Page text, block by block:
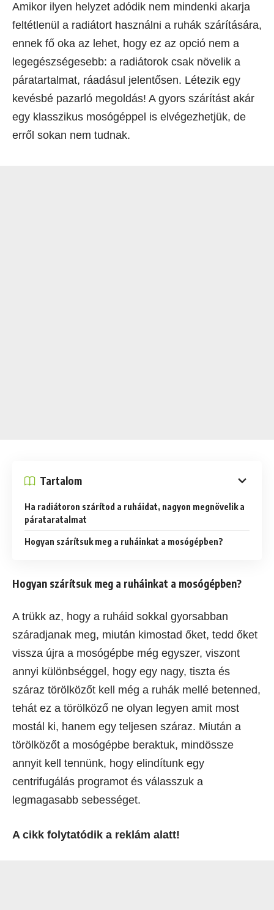
Amikor ilyen helyzet adódik nem mindenki akarja
feltétlenül a radiátort használni a ruhák szárítására,
ennek fő oka az lehet, hogy ez az opció nem a
legegészségesebb: a radiátorok csak növelik a
páratartalmat, ráadásul jelentősen. Létezik egy
kevésbé pazarló megoldás! A gyors szárítást akár
egy klasszikus mosógéppel is elvégezhetjük, de
erről sokan nem tudnak.
Tartalom
Ha radiátoron szárítod a ruháidat, nagyon megnövelik a
párataratalmat
Hogyan szárítsuk meg a ruháinkat a mosógépben?
Hogyan szárítsuk meg a ruháinkat a mosógépben?
A trükk az, hogy a ruháid sokkal gyorsabban
száradjanak meg, miután kimostad őket, tedd őket
vissza újra a mosógépbe még egyszer, viszont
annyi különbséggel, hogy egy nagy, tiszta és
száraz törölközőt kell még a ruhák mellé betenned,
tehát ez a törölköző ne olyan legyen amit most
mostál ki, hanem egy teljesen száraz. Miután a
törölközőt a mosógépbe beraktuk, mindössze
annyit kell tennünk, hogy elindítunk egy
centrifugálás programot és válasszuk a
legmagasabb sebességet.
A cikk folytatódik a reklám alatt!